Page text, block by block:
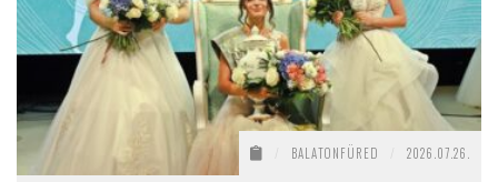
BALATONFÜRED 2026.07.26.